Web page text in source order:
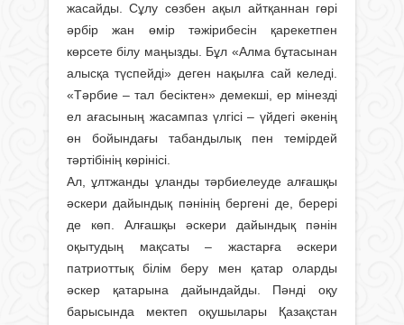
жасайды. Сұлу сөзбен ақыл айтқаннан гөрі
әрбір жан өмір тәжірибесін қарекетпен
көрсе­те білу маңызды. Бұл «Алма бұтасынан
алысқа түспейді» деген нақылға сай келеді.
«Тәрбие – тал бесіктен» демекші, ер мінезді
ел ағасының жасампаз үлгісі – үйдегі әкенің
өн бойындағы табандылық пен темірдей
тәртібінің көрінісі.
Ал, ұлтжанды ұланды тәрбиелеуде алғашқы
әскери дайындық пәнінің бергені де, берері
де көп. Алғашқы әскери дайындық пәнін
оқытудың мақсаты – жастарға әскери
патриоттық білім беру мен қатар оларды
әскер қатарына дайындайды. Пәнді оқу
барысында мектеп оқушылары Қазақстан